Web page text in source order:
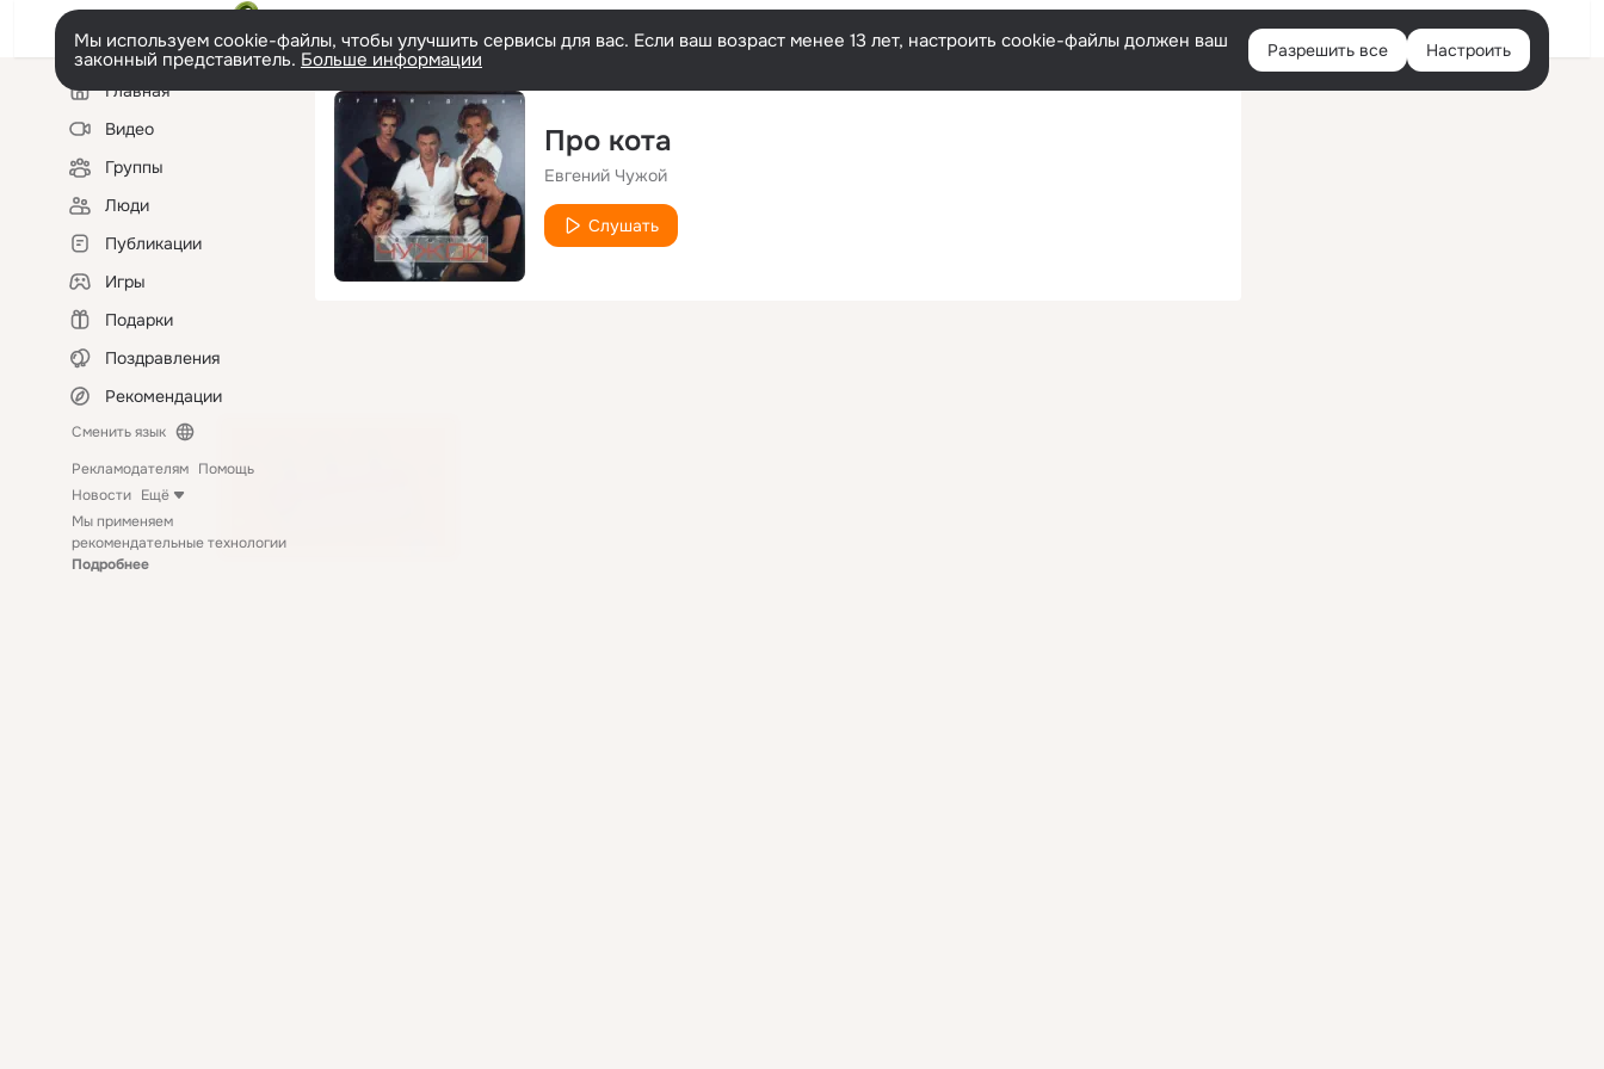
Войти
Мы используем cookie-файлы, чтобы улучшить сервисы для вас. Если ваш возраст менее 13 лет, настроить cookie-файлы должен ваш
законный представитель. Больше информации Разрешить все Настроить
Левая
колонкаГлавная
Видео
Группы
Люди
Публикации
Игры
Подарки
Поздравления
Рекомендации
Сменить язык
Рекламодателям Помощь
Новости Ещё
Мы применяем
рекомендательные технологии
Подробнее
Про кота
Евгений Чужой
Слушать